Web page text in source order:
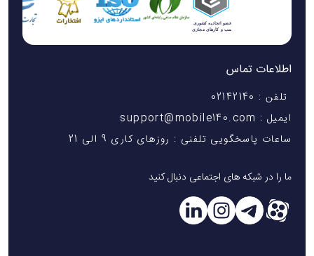
اطلاعات تماس
تلفن : 02142140
ایمیل : support@mobile140.com
ساعات پاسخگویی تلفنی : روزهای کاری 9 الی 21
ما را در شبکه های اجتماعی دنبال کنید